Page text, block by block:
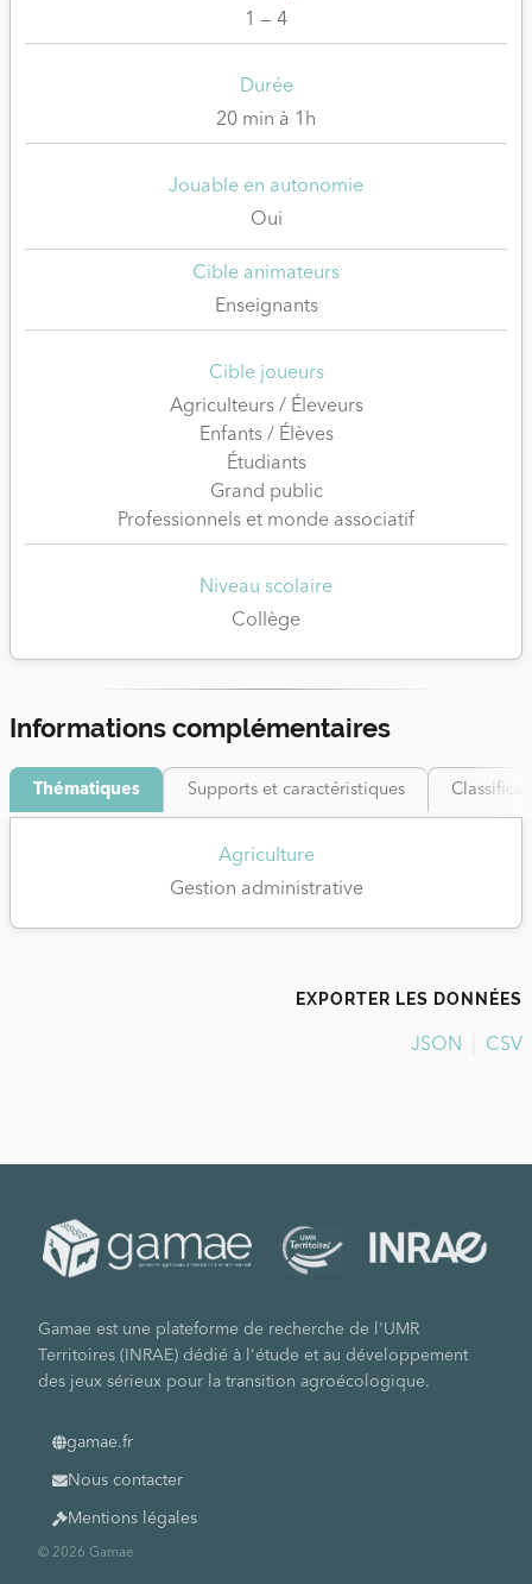
1 — 4
Durée
20 min à 1h
Jouable en autonomie
Oui
Cible animateurs
Enseignants
Cible joueurs
Agriculteurs / Éleveurs
Enfants / Élèves
Étudiants
Grand public
Professionnels et monde associatif
Niveau scolaire
Collège
Informations complémentaires
Thématiques Supports et caractéristiques
Agriculture
Gestion administrative
EXPORTER LES DONNÉES
JSON CSV
Gamae est une plateforme de recherche de l'UMR
Territoires (INRAE) dédié à l'étude et au développement
des jeux sérieux pour la transition agroécologique.
gamae.fr
Nous contacter
Mentions légales
© 2026 Gamae